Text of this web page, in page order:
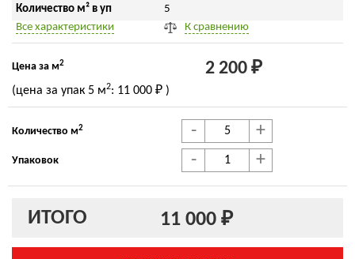
Количество м² в уп
5
Все характеристики
К сравнению
Цена за м2 2 200 ₽
(цена за упак 5 м2: 11 000 ₽ )
Количество м2 - +
Упаковок - +
ИТОГО 11 000 ₽